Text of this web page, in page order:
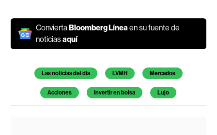
ConviertaBloomberg Líneaen su fuente de
noticiasaquí
Temas de este artículo
Las noticias del día LVMH Mercados
Acciones Invertir en bolsa Lujo